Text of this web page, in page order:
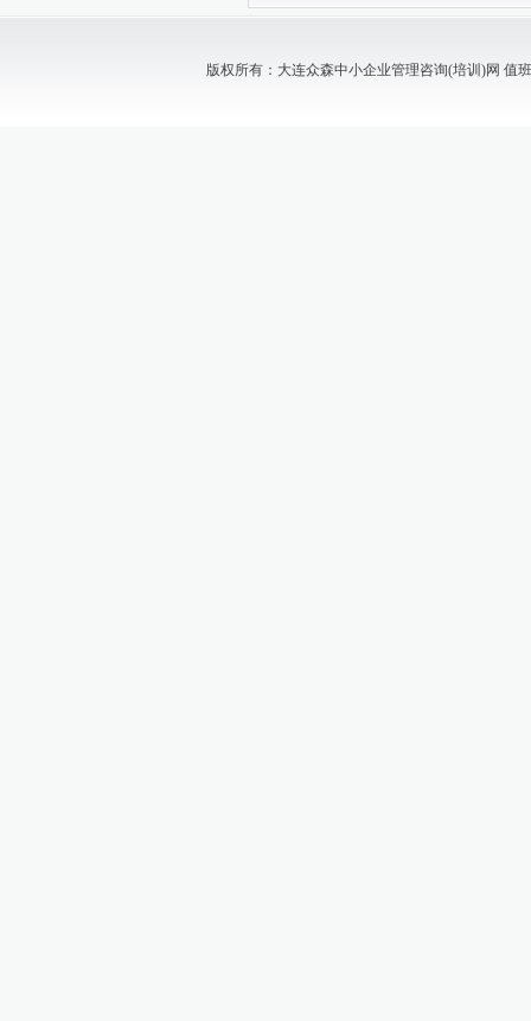
版权所有：大连众森中小企业管理咨询(培训)网 值